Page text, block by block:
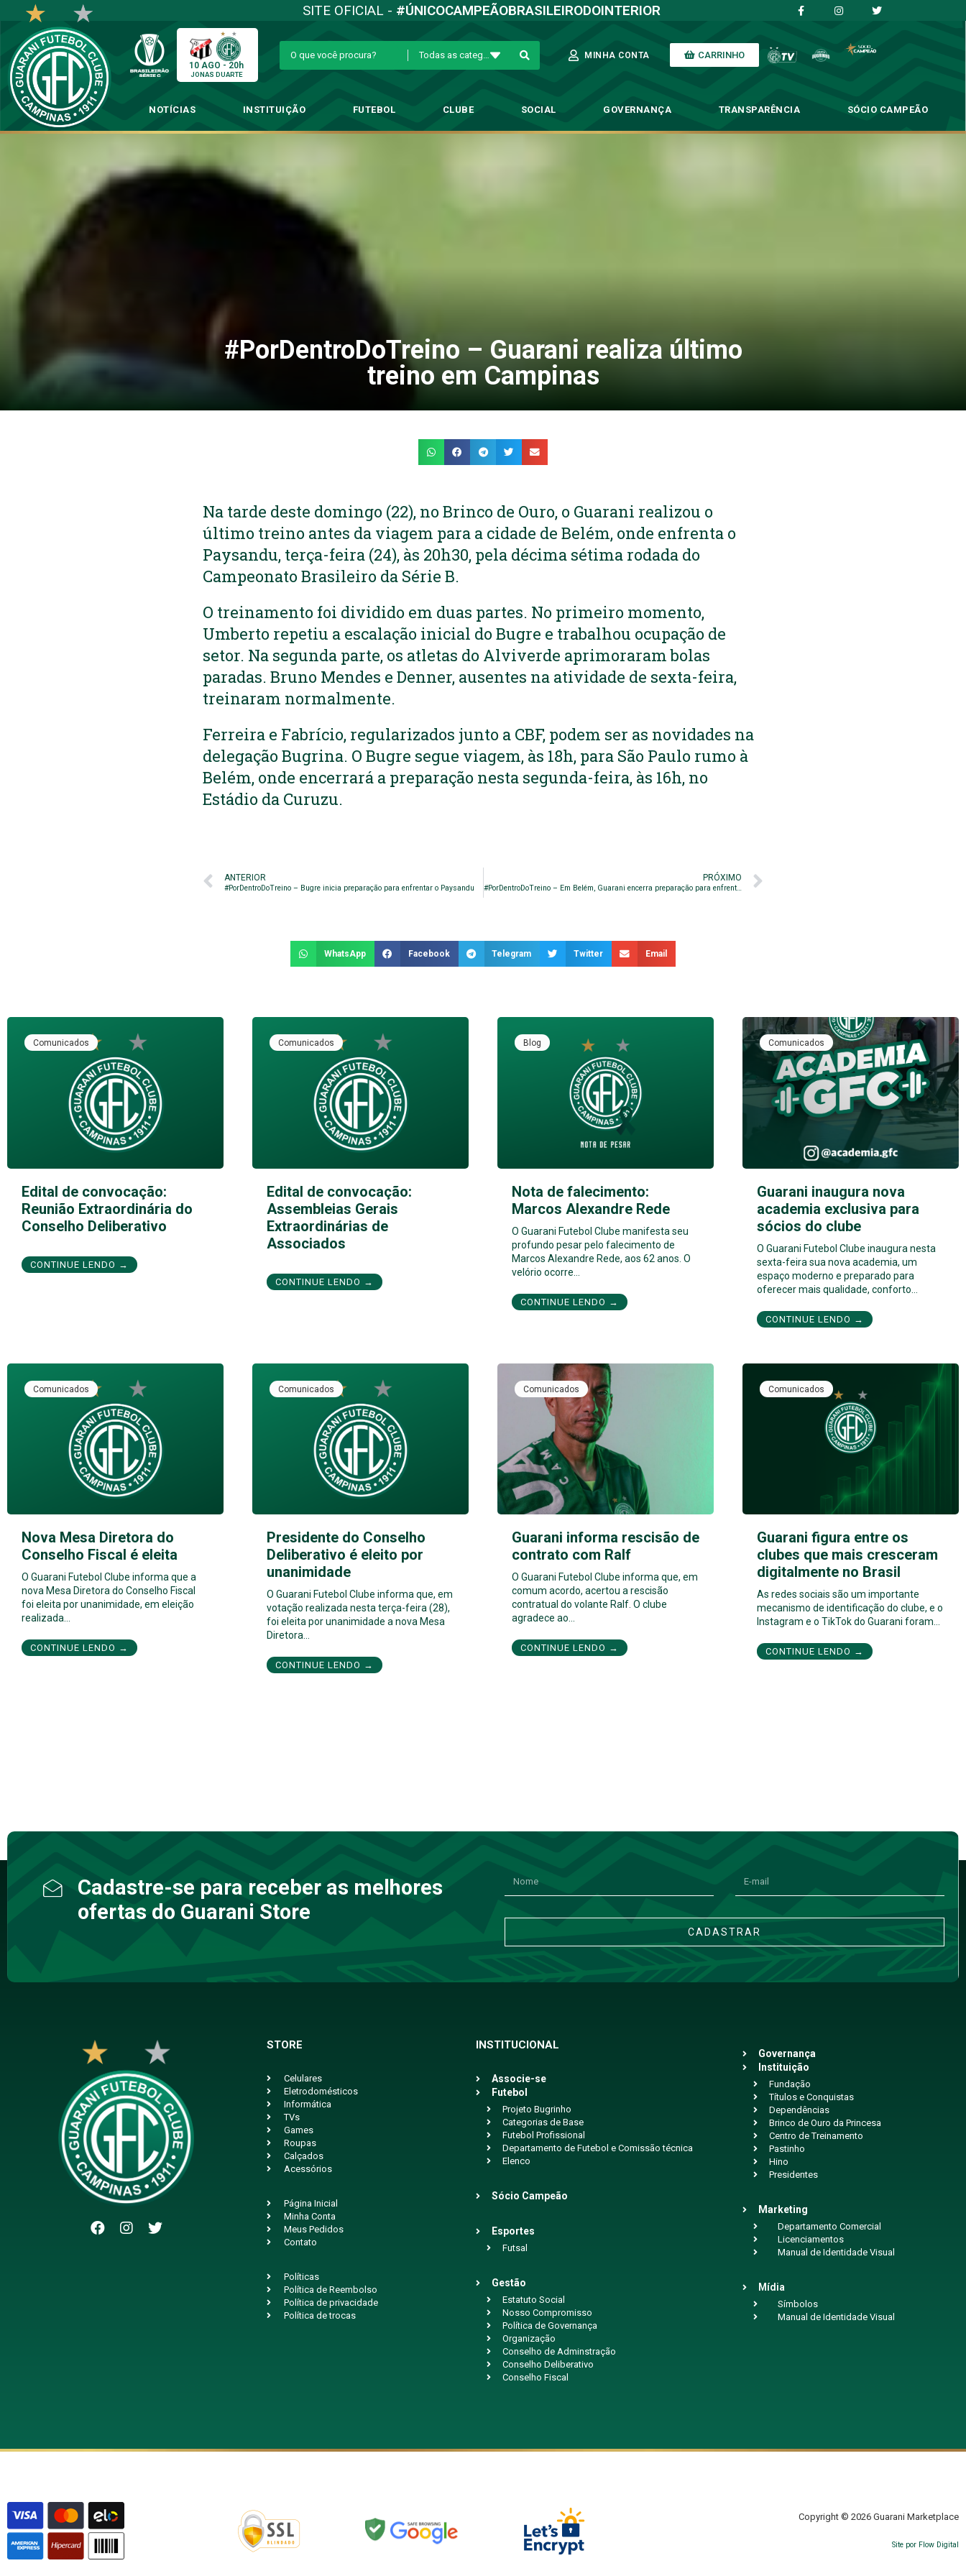
SITE OFICIAL - #ÚNICOCAMPEÃOBRASILEIRODOINTERIOR
10 AGO - 20h
JONAS DUARTE
MINHA CONTA CARRINHO
NOTÍCIAS INSTITUIÇÃO FUTEBOL CLUBE SOCIAL GOVERNANÇA TRANSPARÊNCIA SÓCIO CAMPEÃO
#PorDentroDoTreino – Guarani realiza último treino em Campinas
→
#PorDentroDoTreino – Guarani realiza último
treino em Campinas
Na tarde deste domingo (22), no Brinco de Ouro, o Guarani realizou o
último treino antes da viagem para a cidade de Belém, onde enfrenta o
Paysandu, terça-feira (24), às 20h30, pela décima sétima rodada do
Campeonato Brasileiro da Série B.
O treinamento foi dividido em duas partes. No primeiro momento,
Umberto repetiu a escalação inicial do Bugre e trabalhou ocupação de
setor. Na segunda parte, os atletas do Alviverde aprimoraram bolas
paradas. Bruno Mendes e Denner, ausentes na atividade de sexta-feira,
treinaram normalmente.
Ferreira e Fabrício, regularizados junto a CBF, podem ser as novidades na
delegação Bugrina. O Bugre segue viagem, às 18h, para São Paulo rumo à
Belém, onde encerrará a preparação nesta segunda-feira, às 16h, no
Estádio da Curuzu.
ANTERIOR
#PorDentroDoTreino – Bugre inicia preparação para enfrentar o Paysandu
PRÓXIMO
#PorDentroDoTreino – Em Belém, Guarani encerra preparação para enfrentar o Paysandu
WhatsApp Facebook Telegram Twitter Email
Comunicados
Edital de convocação:
Reunião Extraordinária do
Conselho Deliberativo
CONTINUE LENDO →
Comunicados
Edital de convocação:
Assembleias Gerais
Extraordinárias de
Associados
CONTINUE LENDO →
Blog
Nota de falecimento:
Marcos Alexandre Rede
O Guarani Futebol Clube manifesta seu
profundo pesar pelo falecimento de
Marcos Alexandre Rede, aos 62 anos. O
velório ocorre…
CONTINUE LENDO →
Comunicados
Guarani inaugura nova
academia exclusiva para
sócios do clube
O Guarani Futebol Clube inaugura nesta
sexta-feira sua nova academia, um
espaço moderno e preparado para
oferecer mais qualidade, conforto…
CONTINUE LENDO →
Comunicados
Nova Mesa Diretora do
Conselho Fiscal é eleita
O Guarani Futebol Clube informa que a
nova Mesa Diretora do Conselho Fiscal
foi eleita por unanimidade, em eleição
realizada…
CONTINUE LENDO →
Comunicados
Presidente do Conselho
Deliberativo é eleito por
unanimidade
O Guarani Futebol Clube informa que, em
votação realizada nesta terça-feira (28),
foi eleita por unanimidade a nova Mesa
Diretora…
CONTINUE LENDO →
Comunicados
Guarani informa rescisão de
contrato com Ralf
O Guarani Futebol Clube informa que, em
comum acordo, acertou a rescisão
contratual do volante Ralf. O clube
agradece ao…
CONTINUE LENDO →
Comunicados
Guarani figura entre os
clubes que mais cresceram
digitalmente no Brasil
As redes sociais são um importante
mecanismo de identificação do clube, e o
Instagram e o TikTok do Guarani foram…
CONTINUE LENDO →
Cadastre-se para receber as melhores
ofertas do Guarani Store
CADASTRAR
STORE
Celulares
Eletrodomésticos
Informática
TVs
Games
Roupas
Calçados
Acessórios
Página Inicial
Minha Conta
Meus Pedidos
Contato
Políticas
Política de Reembolso
Política de privacidade
Política de trocas
INSTITUCIONAL
Associe-se
Futebol
Projeto Bugrinho
Categorias de Base
Futebol Profissional
Departamento de Futebol e Comissão técnica
Elenco
Sócio Campeão
Esportes
Futsal
Gestão
Estatuto Social
Nosso Compromisso
Política de Governança
Organização
Conselho de Adminstração
Conselho Deliberativo
Conselho Fiscal
Governança
Instituição
Fundação
Títulos e Conquistas
Dependências
Brinco de Ouro da Princesa
Centro de Treinamento
Pastinho
Hino
Presidentes
Marketing
Departamento Comercial
Licenciamentos
Manual de Identidade Visual
Mídia
Símbolos
Manual de Identidade Visual
Copyright © 2026 Guarani Marketplace
Site por Flow Digital